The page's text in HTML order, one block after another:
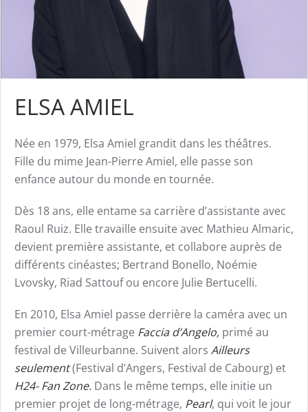
ELSA AMIEL
Née en 1979, Elsa Amiel grandit dans les théâtres.
Fille du mime Jean-Pierre Amiel, elle passe son
enfance autour du monde en tournée.
Dès 18 ans, elle entame sa carrière d’assistante avec
Raoul Ruiz. Elle travaille ensuite avec Mathieu Almaric,
devient première assistante, et collabore auprès de
différents cinéastes; Bertrand Bonello, Noémie
Lvovsky, Riad Sattouf ou encore Julie Bertucelli.
En 2010, Elsa Amiel passe derrière la caméra avec un
premier court-métrage Faccia d’Angelo, primé au
festival de Villeurbanne. Suivent alors Ailleurs
seulement(Festival d’Angers, Festival de Cabourg) et
H24- Fan Zone. Dans le même temps, elle initie un
premier projet de long-métrage, Pearl, qui voit le jour